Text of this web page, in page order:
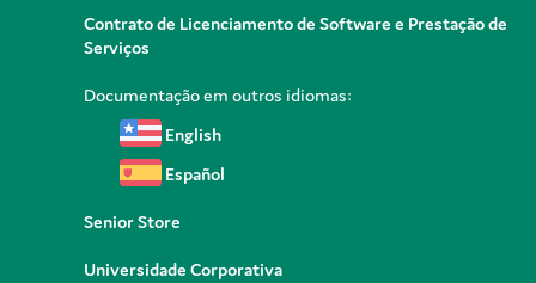
Contrato de Licenciamento de Software e Prestação de
Serviços
Documentação em outros idiomas:
English
Español
Senior Store
Universidade Corporativa